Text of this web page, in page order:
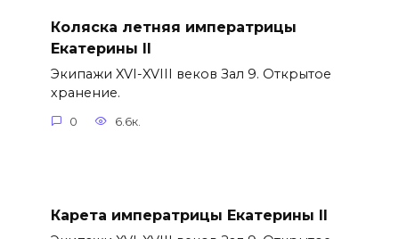
Коляска летняя императрицы
Екатерины II
Экипажи XVI-XVIII веков Зал 9. Открытое
хранение.
0 6.6к.
Карета императрицы Екатерины II